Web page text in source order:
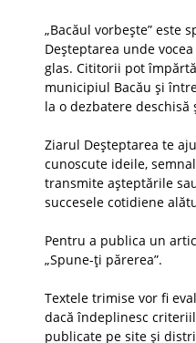
„Bacăul vorbește” este
Deșteptarea unde
glas. Cititorii pot
municipiul Bacău și
la o dezbatere deschisă
Ziarul Deșteptarea te
cunoscute ideile,
transmite așteptările
succesele cotidiene
Pentru a publica un
„Spune-ți părerea”.
Textele trimise vor fi
dacă îndeplinesc
publicate pe site și